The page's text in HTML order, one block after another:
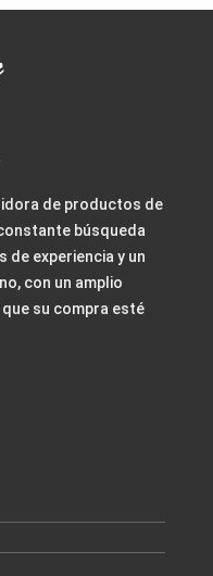
de productos de
búsqueda
de experiencia y un
con un amplio
su compra esté